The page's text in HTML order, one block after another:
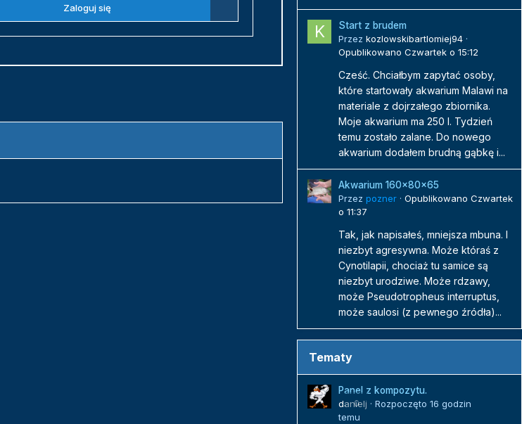
Zaloguj się
Start z brudem
Przez kozlowskibartlomiej94 ·
Opublikowano Czwartek o 15:12
Cześć. Chciałbym zapytać osoby,
które startowały akwarium Malawi na
materiale z dojrzałego zbiornika.
Moje akwarium ma 250 l. Tydzień
temu zostało zalane. Do nowego
akwarium dodałem brudną gąbkę i...
Akwarium 160x80x65
Przez pozner · Opublikowano Czwartek
o 11:37
Tak, jak napisałeś, mniejsza mbuna. I
niezbyt agresywna. Może któraś z
Cynotilapii, chociaż tu samice są
niezbyt urodziwe. Może rdzawy,
może Pseudotropheus interruptus,
może saulosi (z pewnego źródła)...
Tematy
0
Panel z kompozytu.
danielj · Rozpoczęto 16 godzin
temu